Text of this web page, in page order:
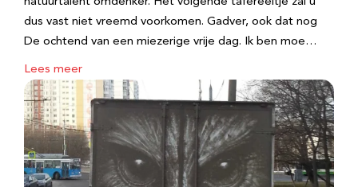
dus vast niet vreemd voorkomen. Gadver, ook dat nog
De ochtend van een miezerige vrije dag. Ik ben moe…
Lees meer